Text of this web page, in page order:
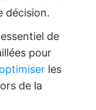
décision.
de
pour
optimiser les
de la